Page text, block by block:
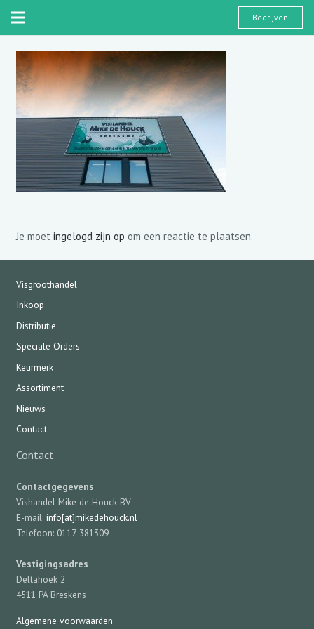
Bedrijven
Je moet ingelogd zijn op om een reactie te plaatsen.
Visgroothandel
Inkoop
Distributie
Speciale Orders
Keurmerk
Assortiment
Nieuws
Contact
Contact
Contactgegevens
Vishandel Mike de Houck BV
E-mail: info[at]mikedehouck.nl
Telefoon: 0117-381309
Vestigingsadres
Deltahoek 2
4511 PA Breskens
Algemene voorwaarden